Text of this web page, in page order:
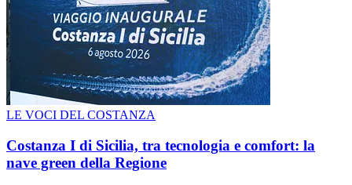
LE VOCI DEL COSTANZA
Costanza I di Sicilia, tra tecnologia e comfort: la
nave green della Regione